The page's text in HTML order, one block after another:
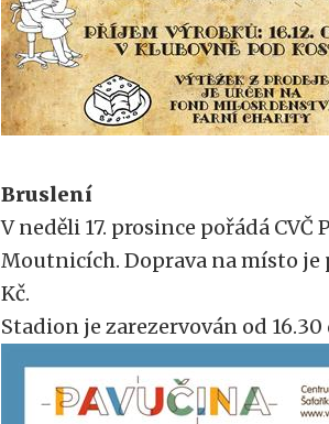
Bruslení
V neděli 17. prosince pořádá CVČ
Moutnicích. Doprava na místo je
Kč.
Stadion je zarezervován od 16.30